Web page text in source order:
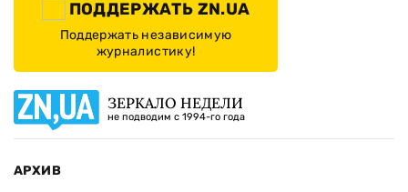
ПОДДЕРЖАТЬ ZN.UA
Поддержать независимую
журналистику!
ЗЕРКАЛО НЕДЕЛИ
не подводим с 1994-го года
АРХИВ